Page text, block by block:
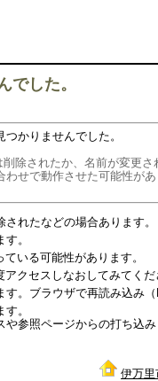
でした。
かりませんでした。
除されたか、名前が変更
せで動作させた可能性が
れたなどの場合あります。
。
いる可能性があります。
クセスしなおしてみてく
。ブラウザで再読み込み
。
や参照ページからの打ち込
伊万里